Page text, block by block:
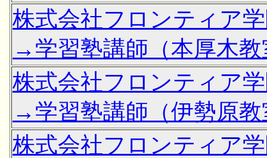
株式会社フロンティア
→学習塾講師（本厚木教
株式会社フロンティア
→学習塾講師（伊勢原教
株式会社フロンティア